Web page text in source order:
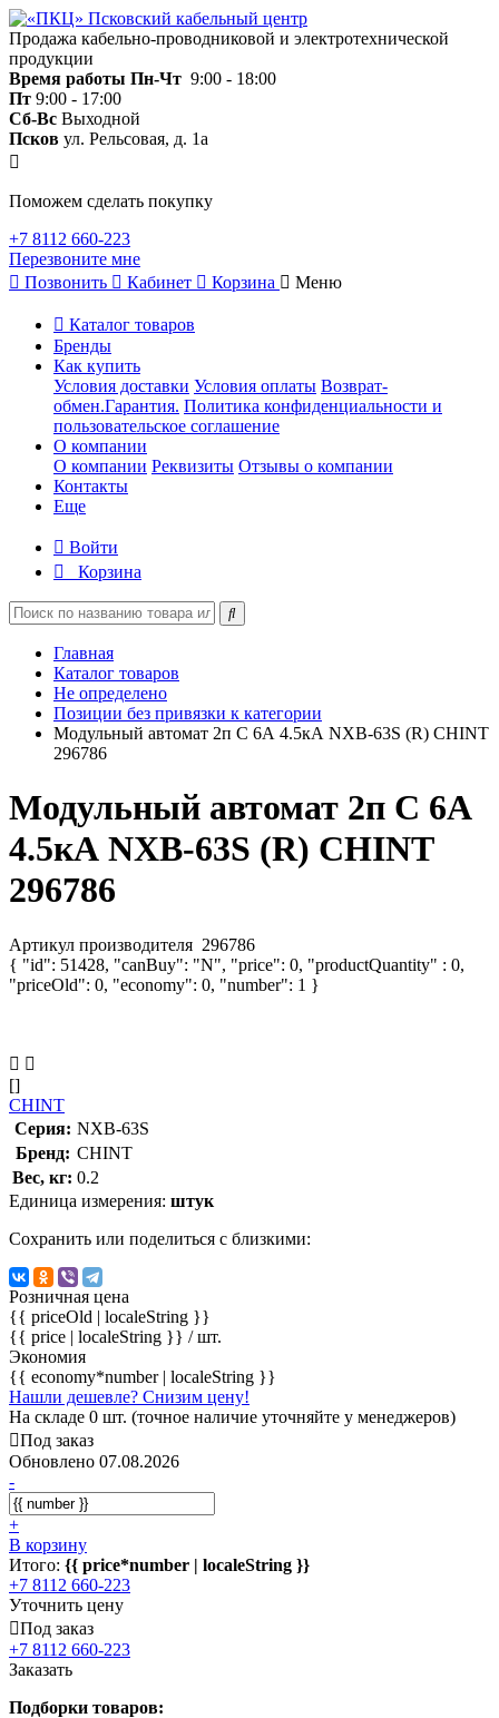
Продажа кабельно-проводниковой и электротехнической
продукции
Время работы Пн-Чт 9:00 - 18:00
Пт 9:00 - 17:00
Сб-Вс Выходной
Псков ул. Рельсовая, д. 1а
Поможем сделать покупку
+7 8112 660-223
Перезвоните мне
Позвонить
Кабинет Корзина Меню
Каталог товаров
Бренды
Как купить
Условия доставки Условия оплаты Возврат-
обмен.Гарантия. Политика конфиденциальности и
пользовательское соглашение
О компании
О компании Реквизиты Отзывы о компании
Контакты
Еще
Войти
Корзина
Главная
Каталог товаров
Не определено
Позиции без привязки к категории
Модульный автомат 2п C 6А 4.5кА NXB-63S (R) CHINT
296786
Модульный автомат 2п C 6А
4.5кА NXB-63S (R) CHINT
296786
Артикул производителя 296786
{ "id": 51428, "canBuy": "N", "price": 0, "productQuantity" : 0,
"priceOld": 0, "economy": 0, "number": 1 }
[]
CHINT
Серия: NXB-63S
Бренд: CHINT
Вес, кг: 0.2
Единица измерения: штук
Сохранить или поделиться с близкими:
Розничная цена
{{ priceOld | localeString }}
{{ price | localeString }} / шт.
Экономия
{{ economy*number | localeString }}
Нашли дешевле? Снизим цену!
На складе 0 шт. (точное наличие уточняйте у менеджеров)
Под заказ
Обновлено 07.08.2026
-
+
В корзину
Итого: {{ price*number | localeString }}
+7 8112 660-223
Уточнить цену
Под заказ
+7 8112 660-223
Заказать
Подборки товаров: